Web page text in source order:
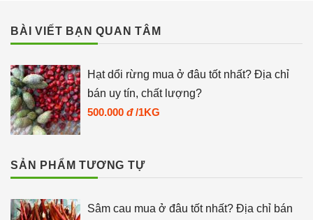
BÀI VIẾT BẠN QUAN TÂM
Hạt dổi rừng mua ở đâu tốt nhất? Địa chỉ
bán uy tín, chất lượng?
500.000 đ /1KG
SẢN PHẨM TƯƠNG TỰ
Sâm cau mua ở đâu tốt nhất? Địa chỉ bán